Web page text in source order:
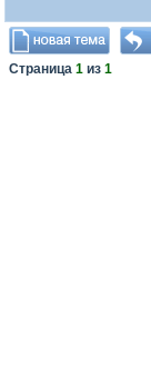
Страница 1 из 1